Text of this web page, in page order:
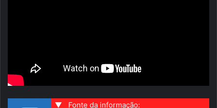
▼ Fonte da informação: